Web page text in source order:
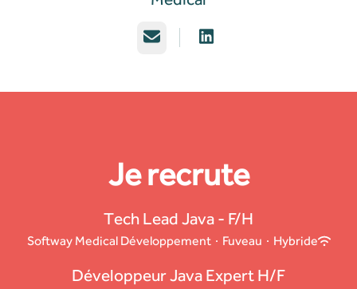
E-mail
Je recrute
Tech Lead Java - F/H
Softway Medical Développement · Fuveau · Hybride
Développeur Java Expert H/F